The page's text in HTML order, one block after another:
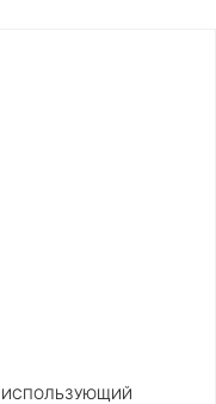
ИСПОЛЬЗУЮЩИЙ